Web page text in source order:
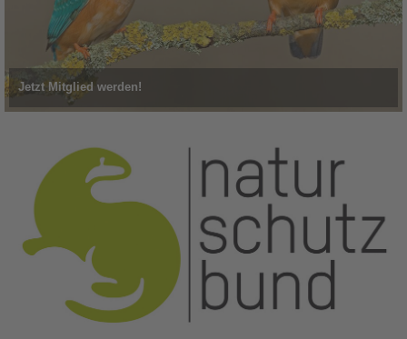
Jetzt Mitglied werden!